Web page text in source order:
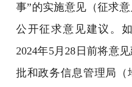
事”的实施意见（征求
公开征求意见建议。
2024年5月28日前将意
批和政务信息管理局（